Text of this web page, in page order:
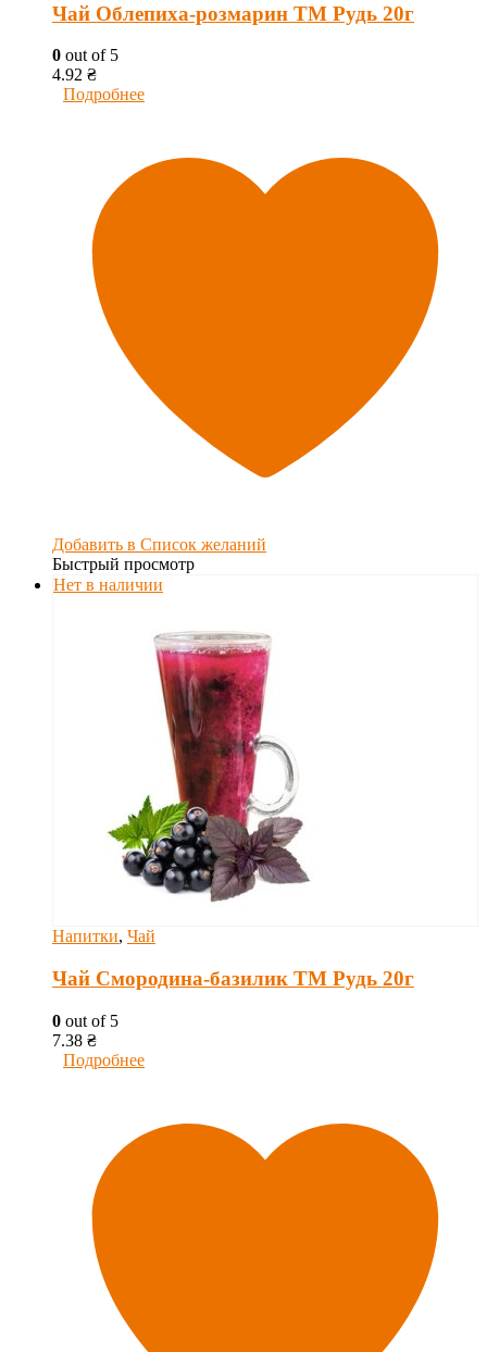
Чай Облепиха-розмарин ТМ Рудь 20г
0 out of 5
4.92 ₴
Подробнее
Добавить в Список желаний
Быстрый просмотр
Нет в наличии
Напитки, Чай
Чай Смородина-базилик ТМ Рудь 20г
0 out of 5
7.38 ₴
Подробнее